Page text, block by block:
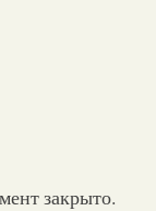
закрыто.